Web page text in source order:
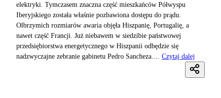
elektryki. Tymczasem znaczna część mieszkańców Półwyspu
Iberyjskiego została właśnie pozbawiona dostępu do prądu.
Olbrzymich rozmiarów awaria objęła Hiszpanię, Portugalię, a
nawet część Francji. Już niebawem w siedzibie państwowej
przedsiębiorstwa energetycznego w Hiszpanii odbędzie się
nadzwyczajne zebranie gabinetu Pedro Sancheza....
Czytaj dalej